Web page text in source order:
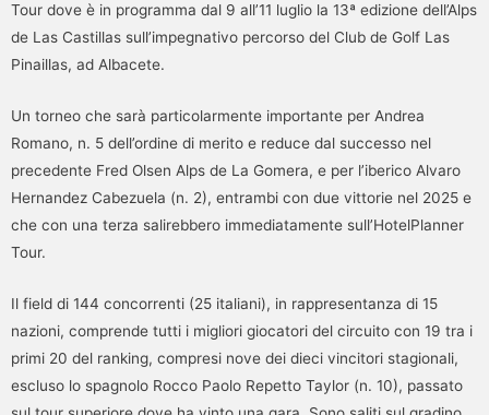
Tour dove è in programma dal 9 all’11 luglio la 13ª edizione dell’Alps
de Las Castillas sull’impegnativo percorso del Club de Golf Las
Pinaillas, ad Albacete.
Un torneo che sarà particolarmente importante per Andrea
Romano, n. 5 dell’ordine di merito e reduce dal successo nel
precedente Fred Olsen Alps de La Gomera, e per l’iberico Alvaro
Hernandez Cabezuela (n. 2), entrambi con due vittorie nel 2025 e
che con una terza salirebbero immediatamente sull’HotelPlanner
Tour.
Il field di 144 concorrenti (25 italiani), in rappresentanza di 15
nazioni, comprende tutti i migliori giocatori del circuito con 19 tra i
primi 20 del ranking, compresi nove dei dieci vincitori stagionali,
escluso lo spagnolo Rocco Paolo Repetto Taylor (n. 10), passato